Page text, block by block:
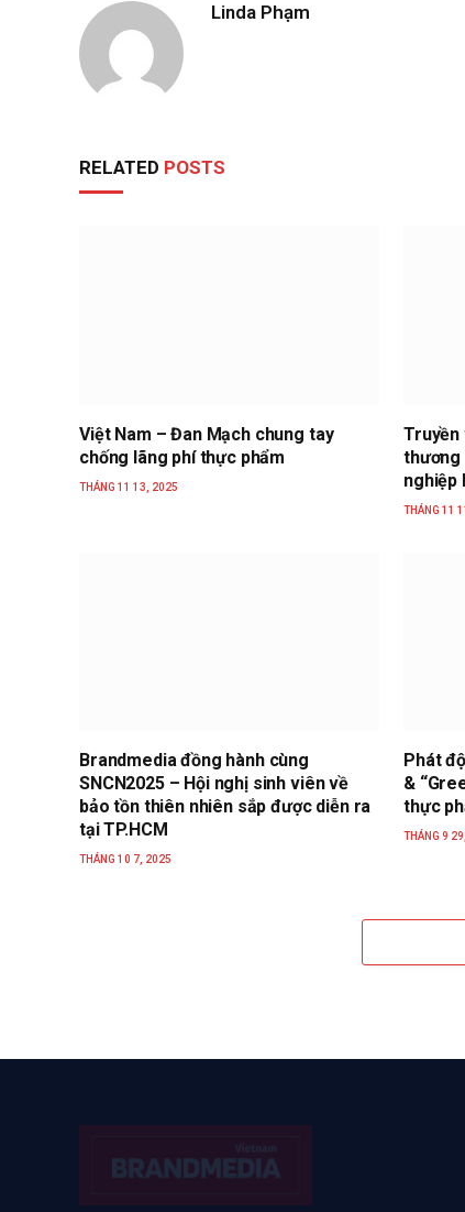
Linda Phạm
RELATED POSTS
Việt Nam – Đan Mạch chung tay
chống lãng phí thực phẩm
THÁNG 11 13, 2025
Truyền
thương
nghiệp
THÁNG 11
Brandmedia đồng hành cùng
SNCN2025 – Hội nghị sinh viên về
bảo tồn thiên nhiên sắp được diễn ra
tại TP.HCM
THÁNG 10 7, 2025
Phát
&
thực
THÁNG 9